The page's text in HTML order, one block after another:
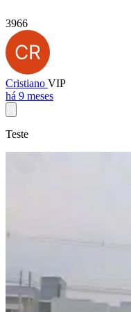
3966
Cristiano VIP
há 9 meses
Teste